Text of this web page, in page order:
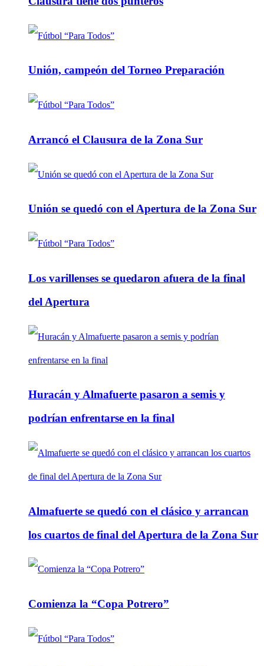
Unión, campeón del Torneo Preparación
Arrancó el Clausura de la Zona Sur
Unión se quedó con el Apertura de la Zona Sur
Los varillenses se quedaron afuera de la final
del Apertura
Huracán y Almafuerte pasaron a semis y
podrían enfrentarse en la final
Almafuerte se quedó con el clásico y arrancan
los cuartos de final del Apertura de la Zona Sur
Comienza la “Copa Potrero”